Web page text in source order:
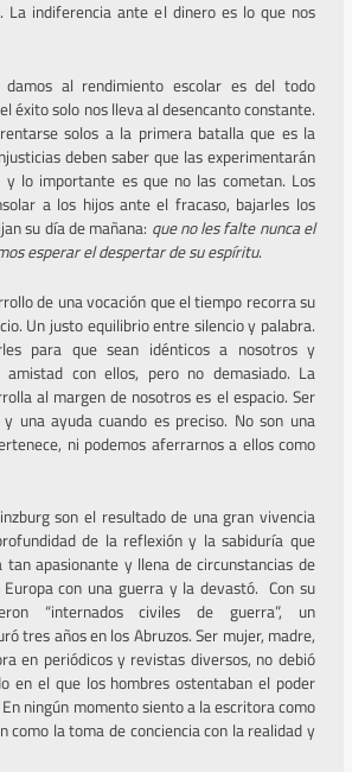
La indiferencia ante el dinero es lo que nos
al rendimiento escolar es del todo
éxito solo nos lleva al desencanto constante.
solos a la primera batalla que es la
deben saber que las experimentarán
lo importante es que no las cometan. Los
a los hijos ante el fracaso, bajarles los
su día de mañana: que no les falte nunca el
esperar el despertar de su espíritu.
de una vocación que el tiempo recorra su
Un justo equilibrio entre silencio y palabra.
para que sean idénticos a nosotros y
con ellos, pero no demasiado. La
al margen de nosotros es el espacio. Ser
una ayuda cuando es preciso. No son una
ni podemos aferrarnos a ellos como
son el resultado de una gran vivencia
de la reflexión y la sabiduría que
tan apasionante y llena de circunstancias de
con una guerra y la devastó. Con su
“internados civiles de guerra”, un
tres años en los Abruzos. Ser mujer, madre,
en periódicos y revistas diversos, no debió
en el que los hombres ostentaban el poder
ningún momento siento a la escritora como
como la toma de conciencia con la realidad y